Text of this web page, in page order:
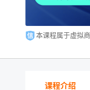
本课程属于虚拟
课程介绍